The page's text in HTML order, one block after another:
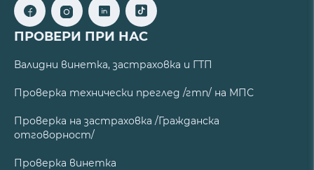
ПРОВЕРИ ПРИ НАС
Валидни винетка, застраховка и ГТП
Проверка технически преглед /гтп/ на МПС
Проверка на застраховка /Гражданска
отговорност/
Проверка винетка